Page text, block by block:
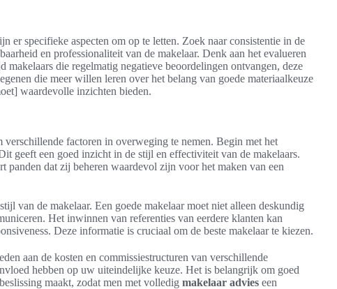
er specifieke aspecten om op te letten. Zoek naar consistentie in de
en professionaliteit van de makelaar. Denk aan het evalueren
die regelmatig negatieve beoordelingen ontvangen, deze
die meer willen leren over het belang van goede materiaalkeuze
waardevolle inzichten bieden.
verschillende factoren in overweging te nemen. Begin met het
geeft een goed inzicht in de stijl en effectiviteit van de makelaars.
panden dat zij beheren waardevol zijn voor het maken van een
van de makelaar. Een goede makelaar moet niet alleen deskundig
Het inwinnen van referenties van eerdere klanten kan
Deze informatie is cruciaal om de beste makelaar te kiezen.
aan de kosten en commissiestructuren van verschillende
hebben op uw uiteindelijke keuze. Het is belangrijk om goed
maakt, zodat men met volledig makelaar advies een